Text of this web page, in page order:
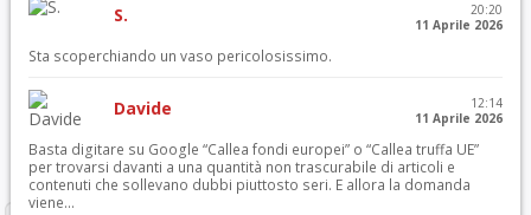
S.
20:20
11 Aprile 2026
Sta scoperchiando un vaso pericolosissimo.
Davide
12:14
11 Aprile 2026
Basta digitare su Google “Callea fondi europei” o “Callea truffa UE”
per trovarsi davanti a una quantità non trascurabile di articoli e
contenuti che sollevano dubbi piuttosto seri. E allora la domanda
viene...